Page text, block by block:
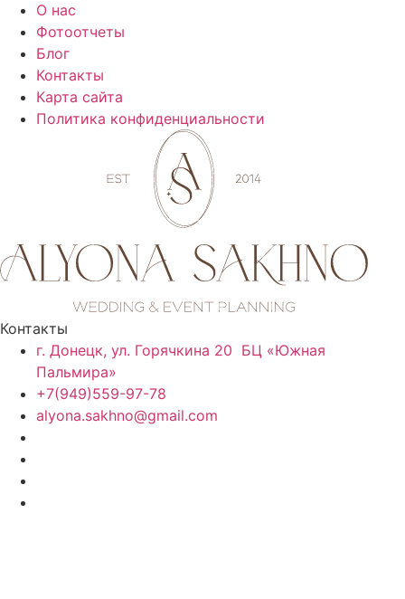
О нас
Фотоотчеты
Блог
Контакты
Карта сайта
Политика конфиденциальности
Контакты
г. Донецк, ул. Горячкина 20 БЦ «Южная
Пальмира»
+7(949)559-97-78
alyona.sakhno@gmail.com